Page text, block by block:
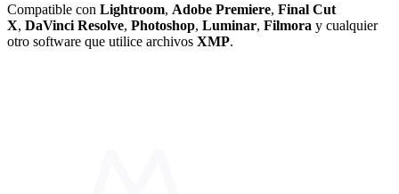
Compatible con Lightroom, Adobe Premiere, Final Cut
X, DaVinci Resolve, Photoshop, Luminar, Filmora y cualquier
otro software que utilice archivos XMP.